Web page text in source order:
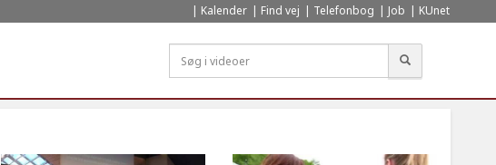
Kalender Find vej Telefonbog Job KUnet